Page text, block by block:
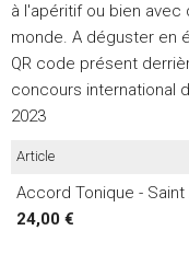
à l'apéritif ou bien
monde. A déguster en
QR code présent
concours international
2023
Article
Accord Tonique - Saint
24,00 €